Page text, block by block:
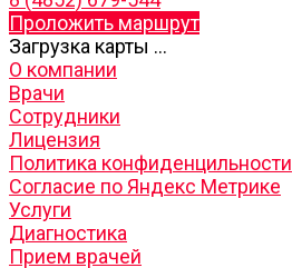
Проложить маршрут
Загрузка карты ...
О компании
Врачи
Сотрудники
Лицензия
Политика конфиденцильности
Согласие по Яндекс Метрике
Услуги
Диагностика
Прием врачей